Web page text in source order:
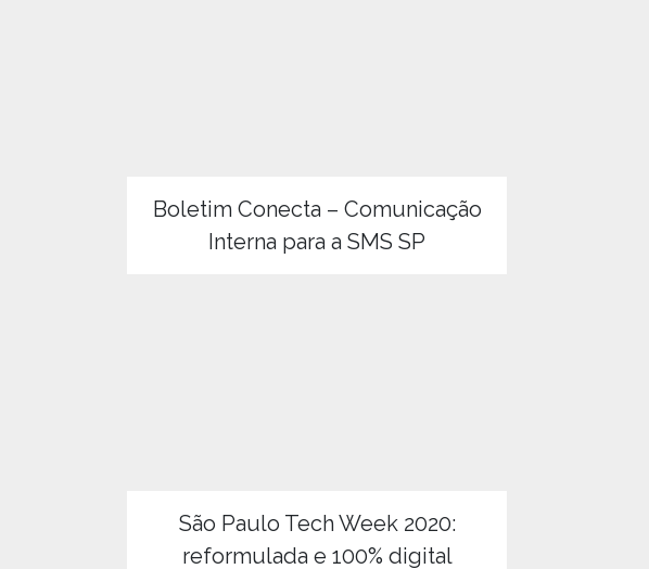
Boletim Conecta – Comunicação
Interna para a SMS SP
São Paulo Tech Week 2020:
reformulada e 100% digital